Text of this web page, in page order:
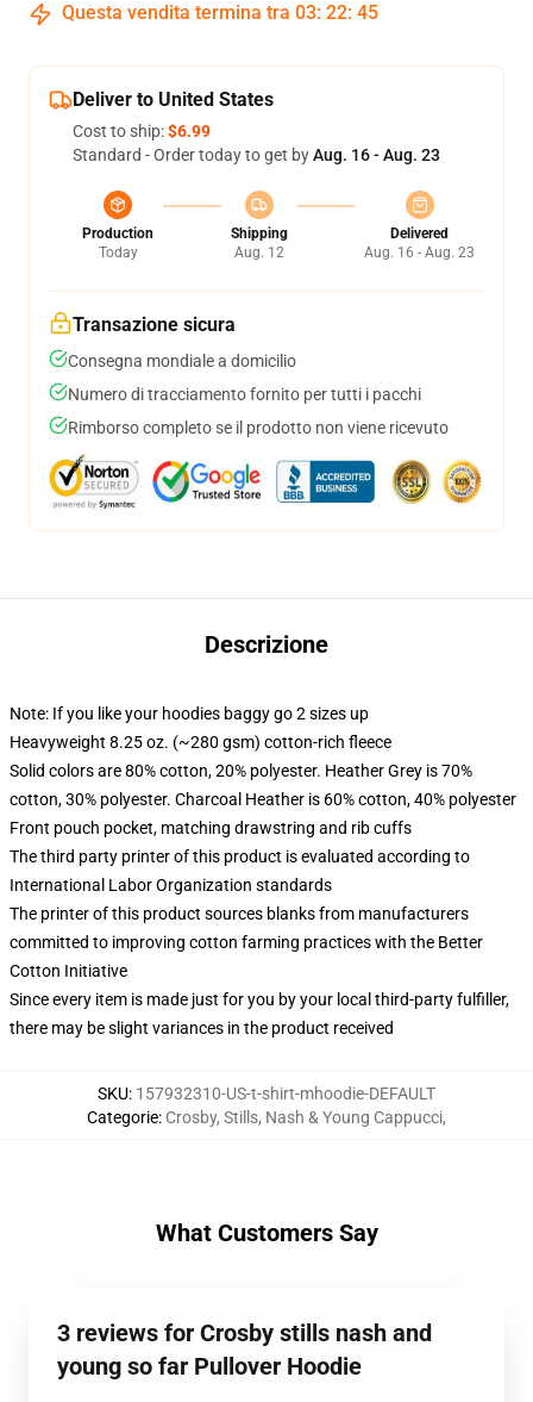
Questa vendita termina tra 03: 22: 45
Deliver to United States
Cost to ship:$6.99
Standard - Order today to get byAug. 16 - Aug. 23
Production
Today
Shipping
Aug. 12
Delivered
Aug. 16 - Aug. 23
Transazione sicura
Consegna mondiale a domicilio
Numero di tracciamento fornito per tutti i pacchi
Rimborso completo se il prodotto non viene ricevuto
Descrizione
Note: If you like your hoodies baggy go 2 sizes up
Heavyweight 8.25 oz. (~280 gsm) cotton-rich fleece
Solid colors are 80% cotton, 20% polyester. Heather Grey is 70%
cotton, 30% polyester. Charcoal Heather is 60% cotton, 40% polyester
Front pouch pocket, matching drawstring and rib cuffs
The third party printer of this product is evaluated according to
International Labor Organization standards
The printer of this product sources blanks from manufacturers
committed to improving cotton farming practices with the Better
Cotton Initiative
Since every item is made just for you by your local third-party fulfiller,
there may be slight variances in the product received
SKU: 157932310-US-t-shirt-mhoodie-DEFAULT
Categorie: Crosby, Stills, Nash & Young Cappucci,
What Customers Say
3 reviews for Crosby stills nash and
young so far Pullover Hoodie